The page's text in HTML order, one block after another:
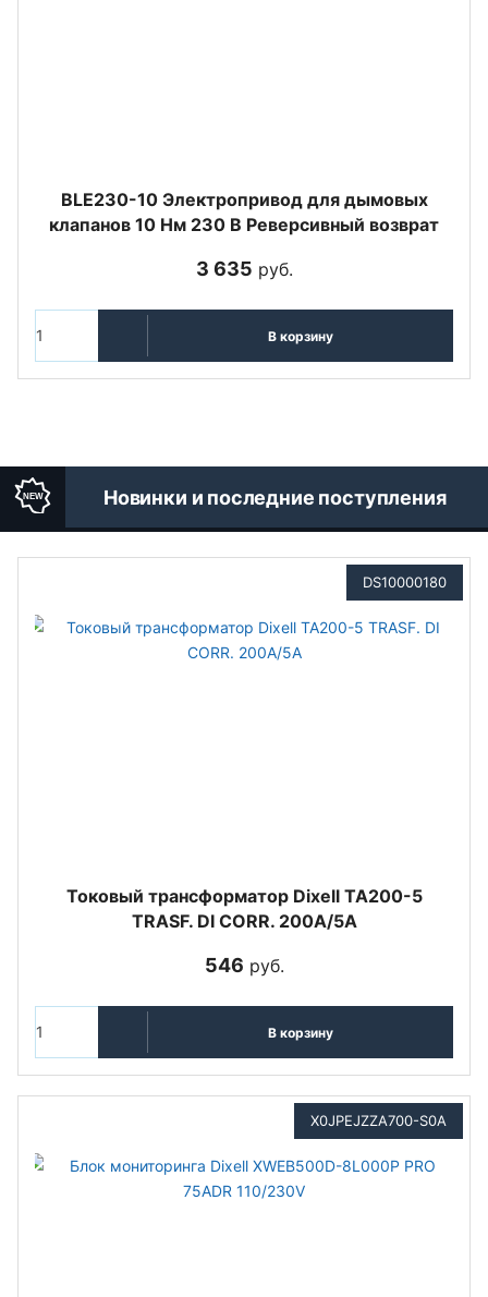
BLE230-10 Электропривод для дымовых
клапанов 10 Нм 230 В Реверсивный возврат
3 635 руб.
В корзину
Новинки и последние поступления
DS10000180
Токовый трансформатор Dixell TA200-5
TRASF. DI CORR. 200A/5A
546 руб.
В корзину
X0JPEJZZA700-S0A